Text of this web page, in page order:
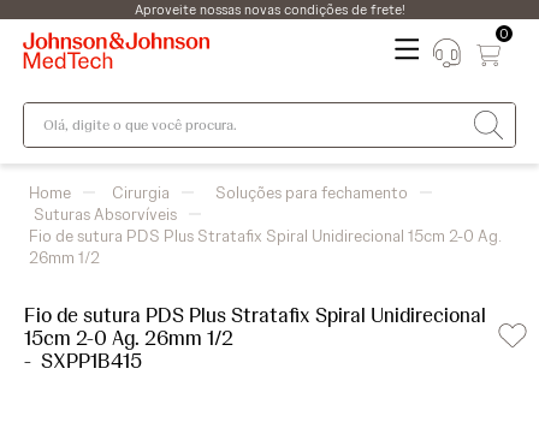
Aproveite nossas novas condições de frete!
0
Olá, digite o que você procura.
Cirurgia
Soluções para fechamento
Suturas Absorvíveis
Fio de sutura PDS Plus Stratafix Spiral Unidirecional 15cm 2-0 Ag.
26mm 1/2
Fio de sutura PDS Plus Stratafix Spiral Unidirecional
15cm 2-0 Ag. 26mm 1/2
- SXPP1B415